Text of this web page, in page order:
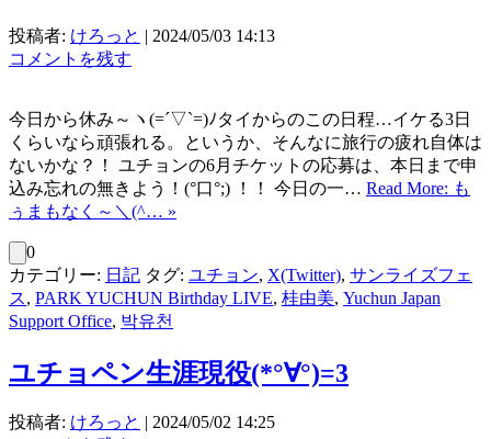
投稿者: けろっと | 2024/05/03 14:13
コメントを残す
今日から休み～ヽ(=´▽`=)ﾉタイからのこの日程…イケる3日
くらいなら頑張れる。というか、そんなに旅行の疲れ自体は
ないかな？！ ユチョンの6月チケットの応募は、本日まで申
込み忘れの無きよう！(°口°;) ！！ 今日の一… Read More: も
ぅまもなく～＼(^… »
0
カテゴリー: 日記 タグ: ユチョン, X(Twitter), サンライズフェ
ス, PARK YUCHUN Birthday LIVE, 桂由美, Yuchun Japan
Support Office, 박유천
ユチョペン生涯現役(*°∀°)=3
投稿者: けろっと
2024/05/02 14:25